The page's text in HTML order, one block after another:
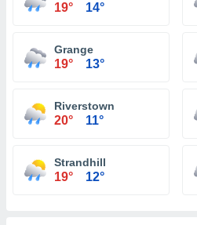
19° 14°
Grange
19° 13°
Riverstown
20° 11°
Strandhill
19° 12°